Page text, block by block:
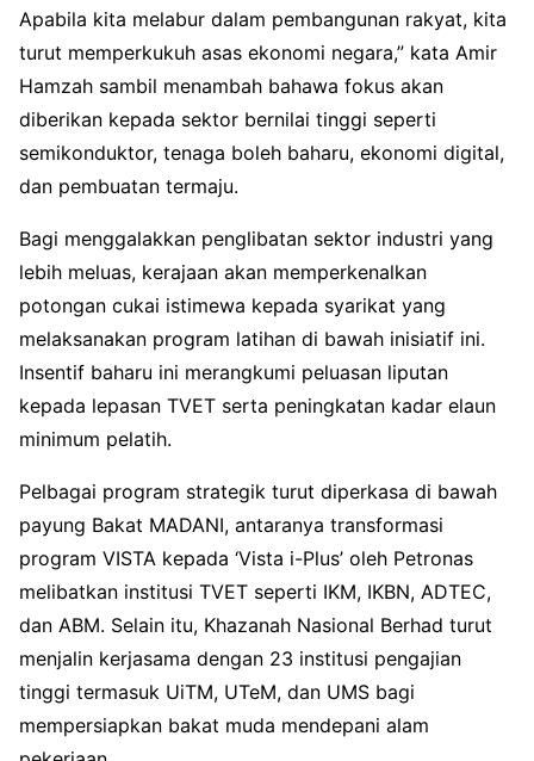
Apabila kita melabur dalam pembangunan rakyat, kita
turut memperkukuh asas ekonomi negara,” kata Amir
Hamzah sambil menambah bahawa fokus akan
diberikan kepada sektor bernilai tinggi seperti
semikonduktor, tenaga boleh baharu, ekonomi digital,
dan pembuatan termaju.
Bagi menggalakkan penglibatan sektor industri yang
lebih meluas, kerajaan akan memperkenalkan
potongan cukai istimewa kepada syarikat yang
melaksanakan program latihan di bawah inisiatif ini.
Insentif baharu ini merangkumi peluasan liputan
kepada lepasan TVET serta peningkatan kadar elaun
minimum pelatih.
Pelbagai program strategik turut diperkasa di bawah
payung Bakat MADANI, antaranya transformasi
program VISTA kepada ‘Vista i-Plus’ oleh Petronas
melibatkan institusi TVET seperti IKM, IKBN, ADTEC,
dan ABM. Selain itu, Khazanah Nasional Berhad turut
menjalin kerjasama dengan 23 institusi pengajian
tinggi termasuk UiTM, UTeM, dan UMS bagi
mempersiapkan bakat muda mendepani alam